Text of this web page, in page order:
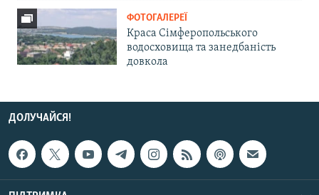
ФОТОГАЛЕРЕЇ
Краса Сімферопольського
водосховища та занедбаність
довкола
ДОЛУЧАЙСЯ!